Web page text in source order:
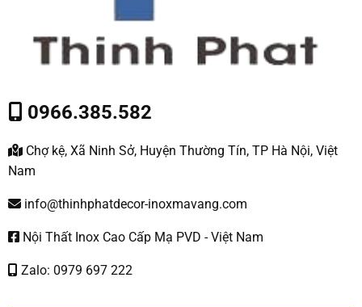
0966.385.582
Chợ kệ, Xã Ninh Sở, Huyện Thường Tín, TP Hà Nội, Việt
Nam
info@thinhphatdecor-inoxmavang.com
Nội Thất Inox Cao Cấp Mạ PVD - Việt Nam
Zalo: 0979 697 222